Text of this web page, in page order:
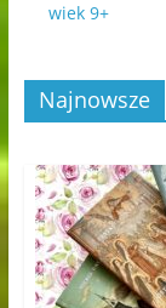
wiek 9+
Najnowsze